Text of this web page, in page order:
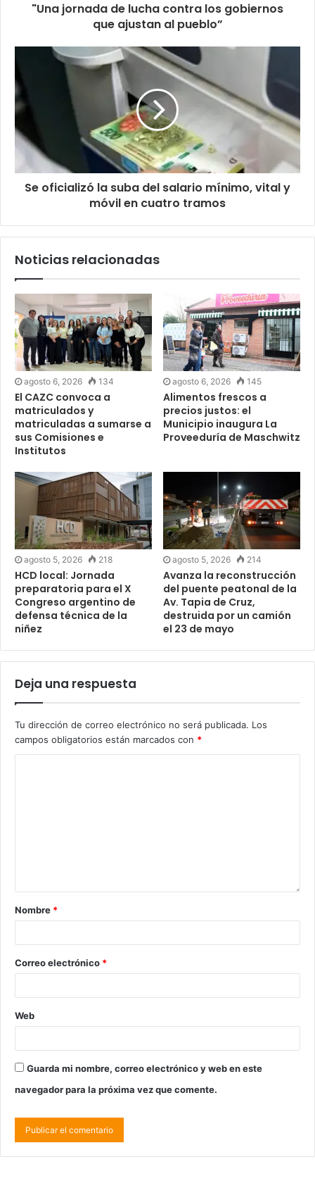
"Una jornada de lucha contra los gobiernos
que ajustan al pueblo”
Se oficializó la suba del salario mínimo, vital y
móvil en cuatro tramos
Noticias relacionadas
agosto 6, 2026 134
El CAZC convoca a
matriculados y
matriculadas a sumarse a
sus Comisiones e
Institutos
agosto 6, 2026 145
Alimentos frescos a
precios justos: el
Municipio inaugura La
Proveeduría de Maschwitz
agosto 5, 2026 218
HCD local: Jornada
preparatoria para el X
Congreso argentino de
defensa técnica de la
niñez
agosto 5, 2026 214
Avanza la reconstrucción
del puente peatonal de la
Av. Tapia de Cruz,
destruida por un camión
el 23 de mayo
Deja una respuesta
Tu dirección de correo electrónico no será publicada. Los
campos obligatorios están marcados con *
Nombre *
Correo electrónico *
Web
Guarda mi nombre, correo electrónico y web en este
navegador para la próxima vez que comente.